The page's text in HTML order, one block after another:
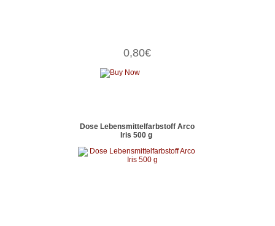
0,80€
Dose Lebensmittelfarbstoff Arco
Iris 500 g